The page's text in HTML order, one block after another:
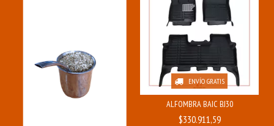
ENVÍO GRATIS
ALFOMBRA BAIC BJ30
$330.911,59